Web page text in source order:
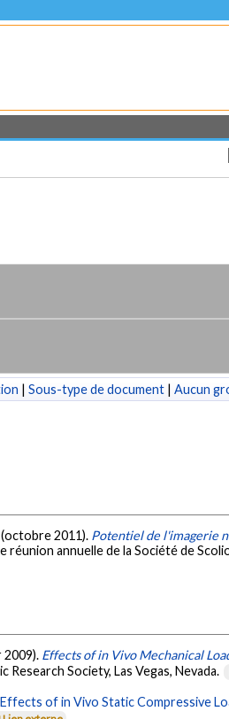
| Sous-type de document | Aucun
(octobre 2011). Potentiel de l'imagerie
réunion annuelle de la Société de
2009). Effects of in Vivo Mechanical
Society, Las Vegas, Nevada.
Effects of in Vivo Static Compressive